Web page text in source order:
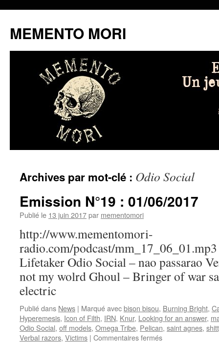
MEMENTO MORI
au
contenu
Archives par mot-clé : Odio Social
Emission N°19 : 01/06/2017
Publié le 13 juin 2017par mementomori
http://www.mementomori-
radio.com/podcast/
Lifetaker Odio Social – nao passarao
not my wolrd Ghoul – Bringer of war
electric
Publié dans News | Marqué avecbison bisou, Burning Bright,
Hyperemesis, Icon of Filth, IRN, Knur, Looking for an answer,
Odio Social, off models, Omega Tribe, Pelican, saint agnes,
Verbal razors, Victims | Commentaires ferméssur